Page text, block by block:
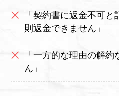
「契約書に返金不可
則返金できません」
「一方的な理由の解
ん」